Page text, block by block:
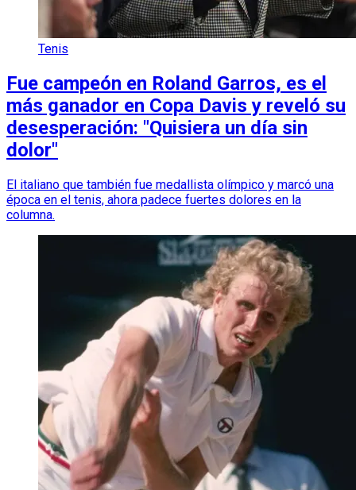
Tenis
Fue campeón en Roland Garros, es el
más ganador en Copa Davis y reveló su
desesperación: "Quisiera un día sin
dolor"
El italiano que también fue medallista olímpico y marcó una
época en el tenis, ahora padece fuertes dolores en la
columna.